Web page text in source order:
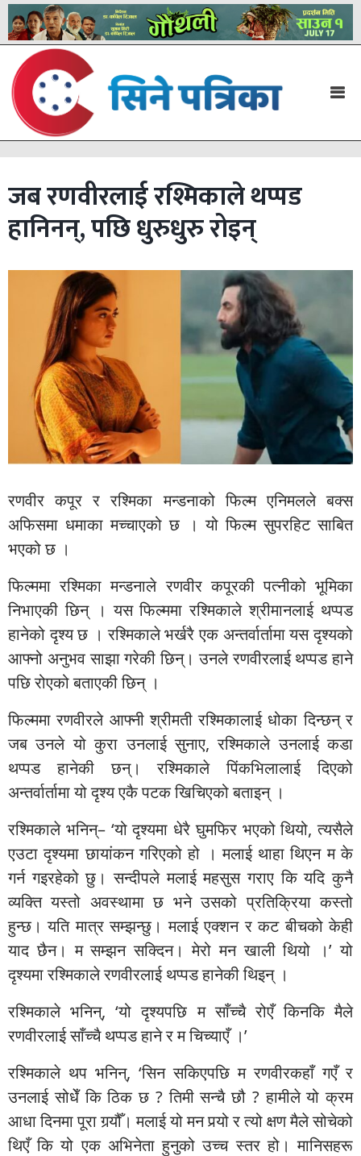
जब रणवीरलाई रश्मिकाले थप्पड
हानिनन्, पछि धुरुधुरु रोइन्
रणवीर कपूर र रश्मिका मन्डनाको फिल्म एनिमलले बक्स
अफिसमा धमाका मच्चाएको छ । यो फिल्म सुपरहिट साबित
भएको छ ।
फिल्ममा रश्मिका मन्डनाले रणवीर कपूरकी पत्नीको भूमिका
निभाएकी छिन् । यस फिल्ममा रश्मिकाले श्रीमानलाई थप्पड
हानेको दृश्य छ । रश्मिकाले भर्खरै एक अन्तर्वार्तामा यस दृश्यको
आफ्नो अनुभव साझा गरेकी छिन्। उनले रणवीरलाई थप्पड हाने
पछि रोएको बताएकी छिन् ।
फिल्ममा रणवीरले आफ्नी श्रीमती रश्मिकालाई धोका दिन्छन् र
जब उनले यो कुरा उनलाई सुनाए, रश्मिकाले उनलाई कडा
थप्पड हानेकी छन्। रश्मिकाले पिंकभिलालाई दिएको
अन्तर्वार्तामा यो दृश्य एकै पटक खिचिएको बताइन् ।
रश्मिकाले भनिन्– ‘यो दृश्यमा धेरै घुमफिर भएको थियो, त्यसैले
एउटा दृश्यमा छायांकन गरिएको हो । मलाई थाहा थिएन म के
गर्न गइरहेको छु। सन्दीपले मलाई महसुस गराए कि यदि कुनै
व्यक्ति यस्तो अवस्थामा छ भने उसको प्रतिक्रिया कस्तो
हुन्छ। यति मात्र सम्झन्छु। मलाई एक्शन र कट बीचको केही
याद छैन। म सम्झन सक्दिन। मेरो मन खाली थियो ।’ यो
दृश्यमा रश्मिकाले रणवीरलाई थप्पड हानेकी थिइन् ।
रश्मिकाले भनिन्, ‘यो दृश्यपछि म साँच्चै रोएँ किनकि मैले
रणवीरलाई साँच्चै थप्पड हाने र म चिच्याएँ ।’
रश्मिकाले थप भनिन्, ‘सिन सकिएपछि म रणवीरकहाँ गएँ र
उनलाई सोधेँ कि ठिक छ ? तिमी सन्चै छौ ? हामीले यो क्रम
आधा दिनमा पूरा गर्‍यौँ। मलाई यो मन पर्‍यो र त्यो क्षण मैले सोचेको
थिएँ कि यो एक अभिनेता हुनुको उच्च स्तर हो। मानिसहरू